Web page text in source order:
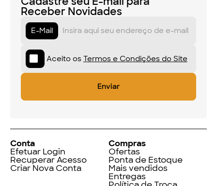
Receber Novidades
E-Mail
Aceito os Termos e Condições do Site
Conta
Efetuar Login
Recuperar Acesso
Criar Nova Conta
Compras
Ofertas
Ponta de Estoque
Mais vendidos
Entregas